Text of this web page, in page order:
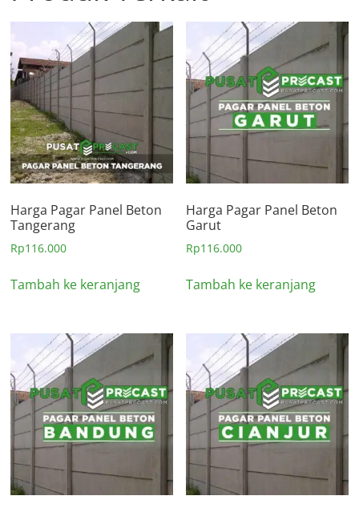
Harga Pagar Panel Beton
Tangerang
Rp116.000
Tambah ke keranjang
Harga Pagar Panel Beton
Garut
Rp116.000
Tambah ke keranjang